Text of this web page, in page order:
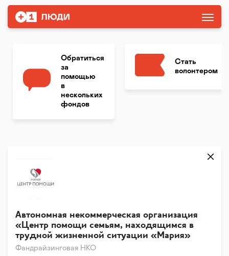
Обратиться
за
помощью
в
нескольких
фондов
Стать
волонтером
Фандрайзинговая НКО
Автономная некоммерческая организация
«Центр помощи семьям, находящимся в
трудной жизненной ситуации «Мария»